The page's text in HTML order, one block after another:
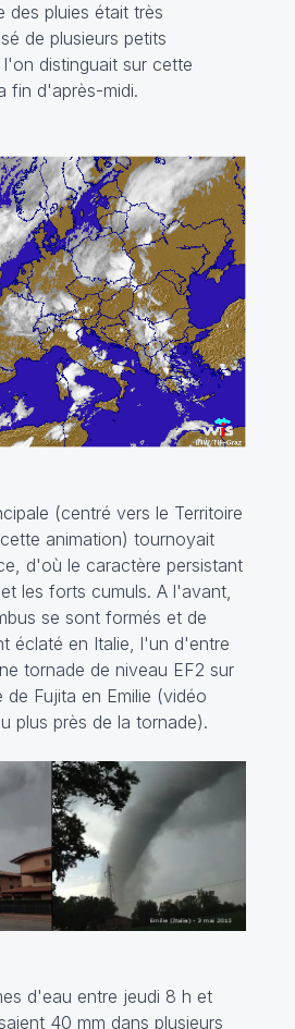
des pluies était très
de plusieurs petits
distinguait sur cette
fin d'après-midi.
(centré vers le Territoire
animation) tournoyait
d'où le caractère persistant
les forts cumuls. A l'avant,
se sont formés et de
éclaté en Italie, l'un d'entre
tornade de niveau EF2 sur
de Fujita en Emilie (vidéo
plus près de la tornade).
d'eau entre jeudi 8 h et
40 mm dans plusieurs